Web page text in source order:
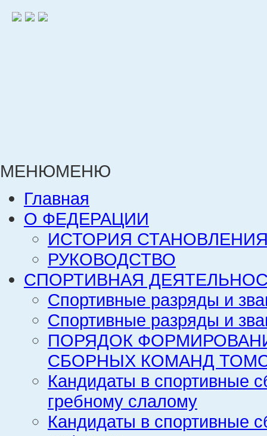
МЕНЮМЕНЮ
Главная
О ФЕДЕРАЦИИ
ИСТОРИЯ
РУКОВОДСТВО
СПОРТИВНАЯ
Спортивные разряды и
Спортивные разряды и
ПОРЯДОК
СБОРНЫХ КОМАНД
Кандидаты в спортивные
гребному слалому
Кандидаты в спортивные